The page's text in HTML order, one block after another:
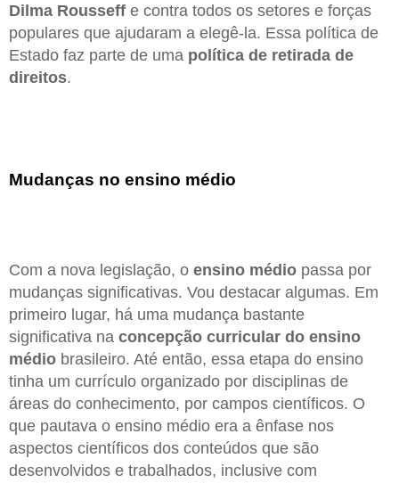
Dilma Rousseff e contra todos os setores e forças
populares que ajudaram a elegê-la. Essa política de
Estado faz parte de uma política de retirada de
direitos.
Mudanças no ensino médio
Com a nova legislação, o ensino médio passa por
mudanças significativas. Vou destacar algumas. Em
primeiro lugar, há uma mudança bastante
significativa na concepção curricular do ensino
médio brasileiro. Até então, essa etapa do ensino
tinha um currículo organizado por disciplinas de
áreas do conhecimento, por campos científicos. O
que pautava o ensino médio era a ênfase nos
aspectos científicos dos conteúdos que são
desenvolvidos e trabalhados, inclusive com